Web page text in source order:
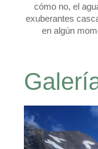
cómo no, el
exuberantes
en algún